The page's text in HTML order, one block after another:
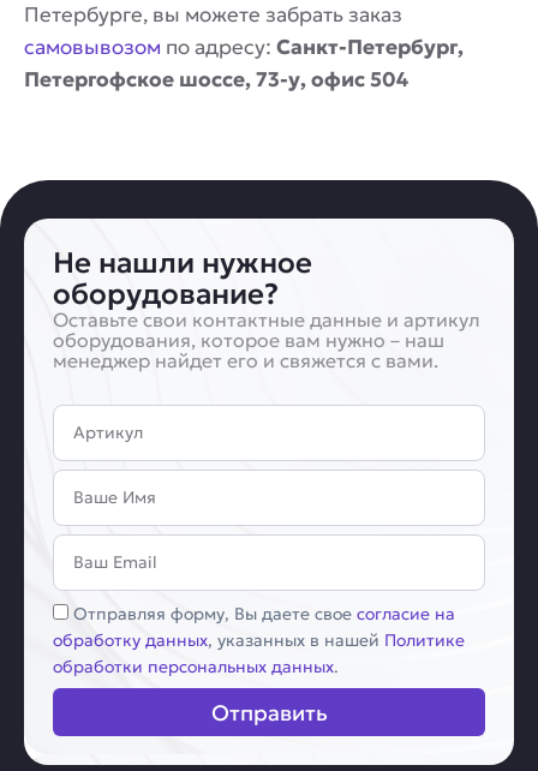
Петербурге, вы можете забрать заказ
самовывозом по адресу: Санкт-Петербург,
Петергофское шоссе, 73-у, офис 504
Не нашли нужное
оборудование?
Оставьте свои контактные данные и артикул
оборудования, которое вам нужно – наш
менеджер найдет его и свяжется с вами.
Артикул
Имя
Email
Соглашение
Отправляя форму, Вы даете свое согласие на
обработку данных, указанных в нашей Политике
обработки персональных данных.
Отправить